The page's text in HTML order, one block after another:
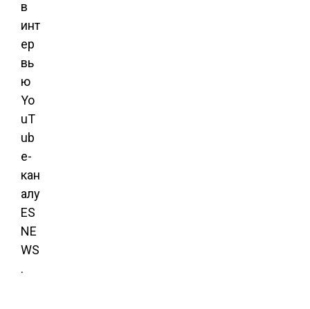
в
инт
ер
вь
ю
Yo
uT
ub
e-
кан
алу
ES
NE
WS
.